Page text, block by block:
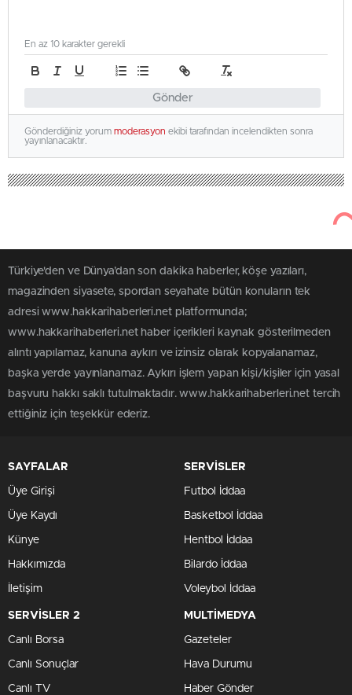
Gönder
En az 10 karakter gerekli
Gönderdiğiniz yorum moderasyon ekibi tarafından incelendikten sonra
yayınlanacaktır.
Türkiye'den ve Dünya’dan son dakika haberler, köşe yazıları,
magazinden siyasete, spordan seyahate bütün konuların tek
adresi www.hakkarihaberleri.net platformunda;
www.hakkarihaberleri.net haber içerikleri kaynak gösterilmeden
alıntı yapılamaz, kanuna aykırı ve izinsiz olarak kopyalanamaz,
başka yerde yayınlanamaz. Aykırı işlem yapan kişi/kişiler için yasal
başvuru hakkı saklı tutulmaktadır. www.hakkarihaberleri.net tercih
ettiğiniz için teşekkür ederiz.
SAYFALAR
Üye Girişi
Üye Kaydı
Künye
Hakkımızda
İletişim
SERVİSLER
Futbol İddaa
Basketbol İddaa
Hentbol İddaa
Bilardo İddaa
Voleybol İddaa
SERVİSLER 2
Canlı Borsa
Canlı Sonuçlar
Canlı TV
MULTİMEDYA
Gazeteler
Hava Durumu
Haber Gönder